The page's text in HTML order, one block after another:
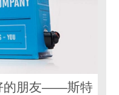
的朋友——斯特